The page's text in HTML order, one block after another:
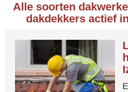
Alle soorten
dakdekkers actief